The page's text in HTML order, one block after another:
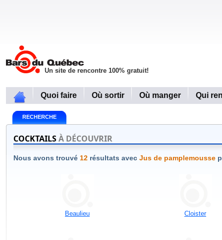
Un site de rencontre 100% gratuit!
Quoi faire Où sortir Où manger Qui
RECHERCHE
COCKTAILSÀ DÉCOUVRIR
Nous avons trouvé 12 résultats avec Jus de pamplemousse
Beaulieu Cloister